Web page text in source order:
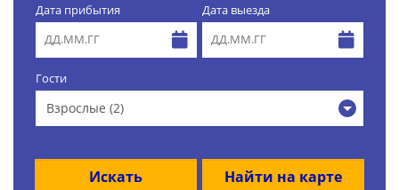
Дата прибытия Дата выезда
Гости
Взрослые (2)
Искать Найти на карте